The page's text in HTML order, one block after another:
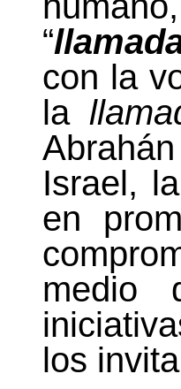
“
con la
la
Israel,
en
medio
los